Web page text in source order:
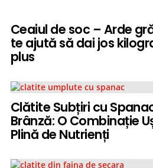
Ceaiul de soc – Arde
te ajută să dai jos
plus
Clătite Subțiri cu
Brânză: O Combinație
Plină de Nutrienți